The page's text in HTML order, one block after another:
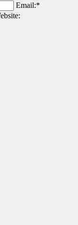
Email:*